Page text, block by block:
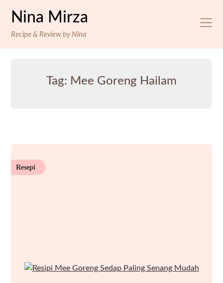
Nina Mirza
Recipe & Review by Nina
Tag: Mee Goreng Hailam
Resepi